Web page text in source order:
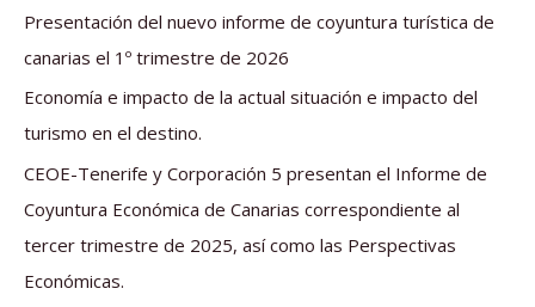
Presentación del nuevo informe de coyuntura turística de
canarias el 1º trimestre de 2026
Economía e impacto de la actual situación e impacto del
turismo en el destino.
CEOE-Tenerife y Corporación 5 presentan el Informe de
Coyuntura Económica de Canarias correspondiente al
tercer trimestre de 2025, así como las Perspectivas
Económicas.